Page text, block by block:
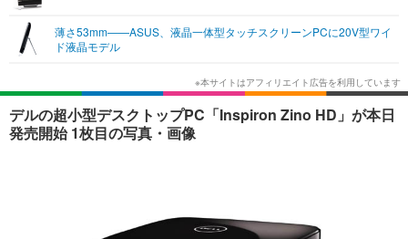
ショッピング その他
エンタメ
エンタメTOP
韓国・芸能
音楽 スポーツ
ライフ
ライフTOP グルメ
ペット ショッピング
リリース一覧
プッシュ通知の停止方法
薄さ53mm——ASUS、液晶一体型タッチスクリーンPCに20V型ワイ
ド液晶モデル
デルの超小型デスクトップPC「Inspiron Zino HD」が本日
発売開始 1枚目の写真・画像